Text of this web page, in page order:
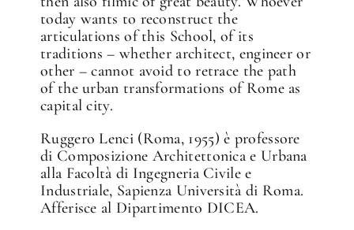
today wants to reconstruct the
articulations of this School, of its
traditions – whether architect, engineer or
other – cannot avoid to retrace the path
of the urban transformations of Rome as
capital city.
Ruggero Lenci (Roma, 1955) è professore
di Composizione Architettonica e Urbana
alla Facoltà di Ingegneria Civile e
Industriale, Sapienza Università di Roma.
Afferisce al Dipartimento DICEA.